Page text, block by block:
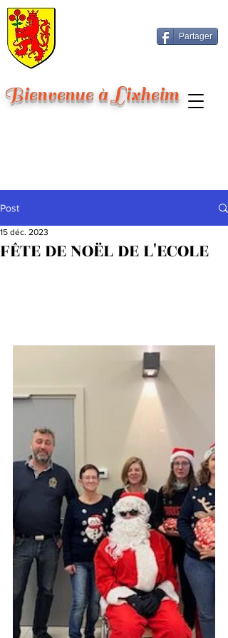
Partager
Bienvenue à Lixheim
Post
FÊTE DE NOËL DE L'ECOLE
15 déc. 2023